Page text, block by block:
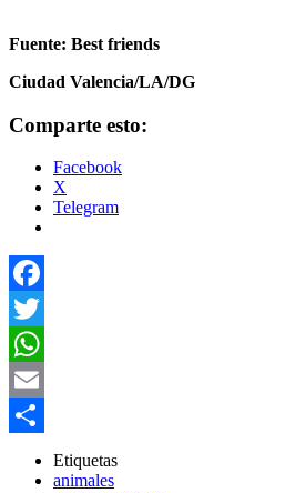
Fuente: Best friends
Ciudad Valencia/LA/DG
Comparte esto:
Facebook
X
Telegram
Facebook
Twitter
WhatsApp
Email
Compartir
Etiquetas
animales